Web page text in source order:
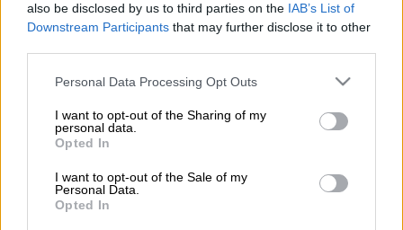
also be disclosed by us to third parties on the IAB’s List of
Downstream Participants that may further disclose it to other
Please note that this website/app uses one or more Google
not limited to your visit or usage behaviour. You may click to
grant or deny consent to Google and its third-party tags to
use your data for below specified purposes in below Google
consent section.
Personal Data Processing Opt Outs
I want to opt-out of the Sharing of my
personal data.
Opted In
I want to opt-out of the Sale of my
Personal Data.
Opted In
συμφωνία, η οποία αναμένεται να
επισημοποιηθεί με μνημόνιο έως το τέλος
του έτους, περιλαμβάνει μεταφορά
τεχνογνωσίας, συνεκπαίδευση και ανταλλαγή
Η κίνηση αυτή σηματοδοτεί
ΔΙΑΒΑΣΤΕ ΕΠΙΣΗΣ